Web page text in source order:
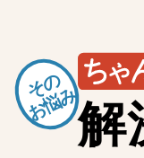
その
お悩み解